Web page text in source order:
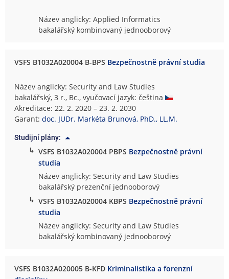
Název anglicky: Applied Informatics
bakalářský kombinovaný jednooborový
VSFS B1032A020004 B-BPS Bezpečnostně právní studia
Název anglicky: Security and Law Studies
bakalářský, 3 r., Bc., vyučovací jazyk: čeština
Akreditace: 22. 2. 2020 – 23. 2. 2030
Garant:doc. JUDr. Markéta Brunová, PhD., LL.M.
Studijní plány:
↳ VSFS B1032A020004 PBPS Bezpečnostně právní
studia
Název anglicky: Security and Law Studies
bakalářský prezenční jednooborový
↳ VSFS B1032A020004 KBPS Bezpečnostně právní
studia
Název anglicky: Security and Law Studies
bakalářský kombinovaný jednooborový
VSFS B1032A020005 B-KFD Kriminalistika a forenzní